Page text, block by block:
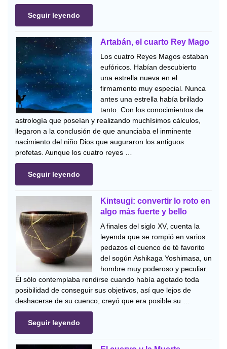
Seguir leyendo
Artabán, el cuarto Rey Mago
Los cuatro Reyes Magos estaban
eufóricos. Habían descubierto
una estrella nueva en el
firmamento muy especial. Nunca
antes una estrella había brillado
tanto. Con los conocimientos de
astrología que poseían y realizando muchísimos cálculos,
llegaron a la conclusión de que anunciaba el inminente
nacimiento del niño Dios que auguraron los antiguos
profetas. Aunque los cuatro reyes …
Seguir leyendo
Kintsugi: convertir lo roto en
algo más fuerte y bello
A finales del siglo XV, cuenta la
leyenda que se rompió en varios
pedazos el cuenco de té favorito
del sogún Ashikaga Yoshimasa, un
hombre muy poderoso y peculiar.
Él sólo contemplaba rendirse cuando había agotado toda
posibilidad de conseguir sus objetivos, así que lejos de
deshacerse de su cuenco, creyó que era posible su …
Seguir leyendo